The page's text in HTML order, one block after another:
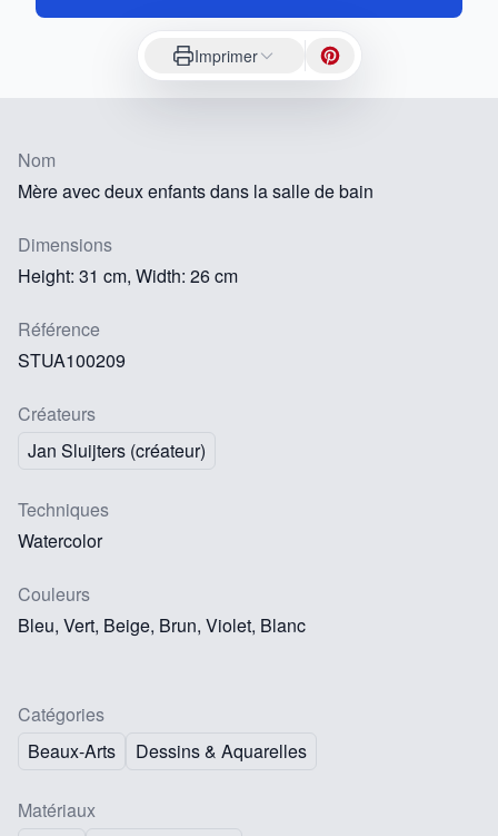
Imprimer
Nom
Mère avec deux enfants dans la salle de bain
Dimensions
Height: 31 cm, Width: 26 cm
Référence
STUA100209
Créateurs
Jan Sluijters (créateur)
Techniques
Watercolor
Couleurs
Bleu, Vert, Beige, Brun, Violet, Blanc
Catégories
Beaux-Arts
Dessins & Aquarelles
Matériaux